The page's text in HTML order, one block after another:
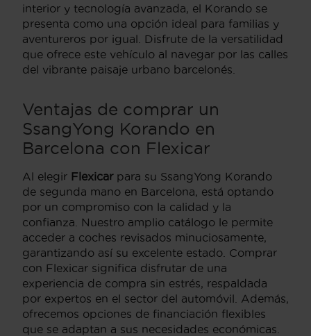
interior y tecnología avanzada, el Korando se
presenta como una opción ideal para familias y
aventureros por igual. Disfrute de la versatilidad
que ofrece este vehículo al navegar por las calles
del vibrante paisaje urbano barcelonés.
Ventajas de comprar un
SsangYong Korando en
Barcelona con Flexicar
Al elegir Flexicarpara su SsangYong Korando
de segunda mano en Barcelona, está optando
por un compromiso con la calidad y la
confianza. Nuestro amplio catálogo le permite
acceder a coches revisados minuciosamente,
garantizando así su excelente estado. Comprar
con Flexicar significa disfrutar de una
experiencia de compra sin estrés, respaldada
por expertos en el sector del automóvil. Además,
ofrecemos opciones de financiación flexibles
que se adaptan a sus necesidades económicas.